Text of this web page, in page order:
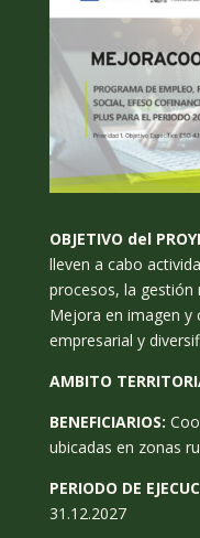
OBJETIVO del
lleven a cabo
procesos, la gestión
Mejora en imagen y
empresarial y
AMBITO
BENEFICIARIOS:
ubicadas en zonas
PERIODO DE
31.12.2027